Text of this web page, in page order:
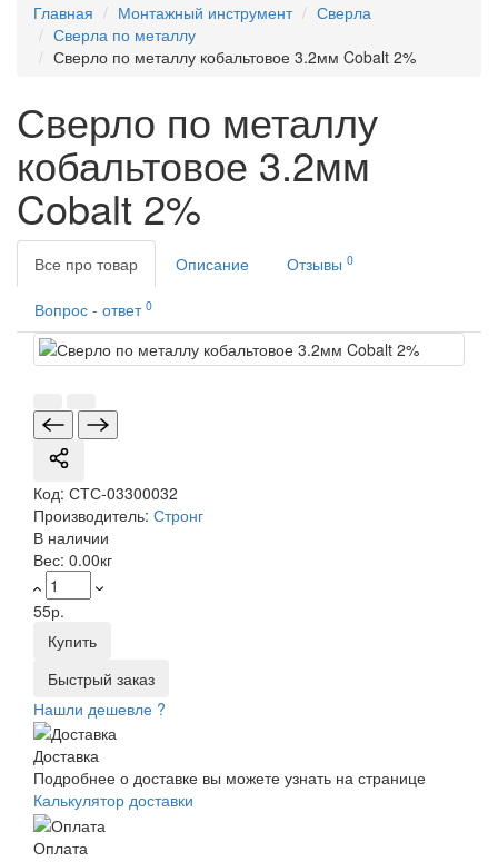
Главная
Монтажный инструмент
Сверла
Сверла по металлу
Сверло по металлу кобальтовое 3.2мм Cobalt 2%
Сверло по металлу
кобальтовое 3.2мм
Cobalt 2%
Все про товар Описание Отзывы 0
Вопрос - ответ 0
Код: СТС-03300032
Производитель: Стронг
В наличии
Вес: 0.00кг
55р.
Купить
Быстрый заказ
Нашли дешевле ?
Доставка
Подробнее о доставке вы можете узнать на странице
Калькулятор доставки
Оплата